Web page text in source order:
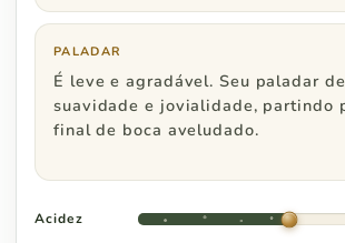
Goiás
PALADAR
É leve e agradável. Seu paladar
suavidade e jovialidade, partindo
final de boca aveludado.
Acidez